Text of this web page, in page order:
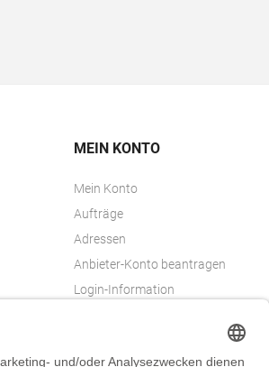
MEIN KONTO
Mein Konto
Aufträge
Adressen
Anbieter-Konto beantragen
Login-Information